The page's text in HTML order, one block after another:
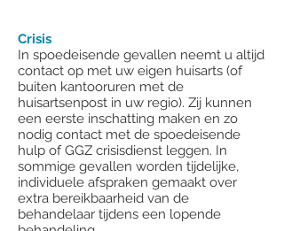
Crisis
In spoedeisende gevallen neemt u altijd
contact op met uw eigen huisarts (of
buiten kantooruren met de
huisartsenpost in uw regio). Zij kunnen
een eerste inschatting maken en zo
nodig contact met de spoedeisende
hulp of GGZ crisisdienst leggen. In
sommige gevallen worden tijdelijke,
individuele afspraken gemaakt over
extra bereikbaarheid van de
behandelaar tijdens een lopende